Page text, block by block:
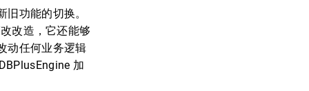
功能的切换。
改造，它还能够
动任何业务逻辑
加